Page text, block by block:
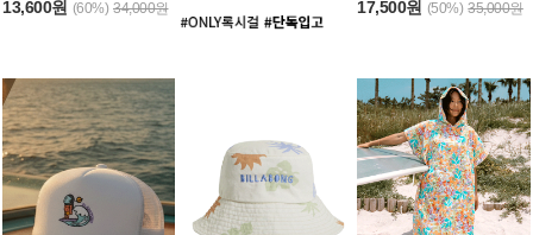
13,600원 (60%) 34,000원 17,500원 (50%) 35,000원